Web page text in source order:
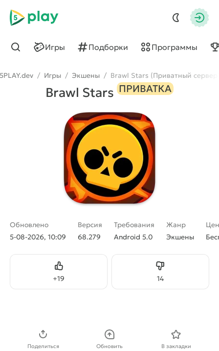
5play
Игры Подборки Программы
Найти
/ Игры / Экшены / Brawl Stars (Приватный
Brawl Stars ПРИВАТКА
Обновлено
5-08-2026, 10:09
Версия
68.279
Требования
Android 5.0
Жанр
Экшены
+19
Нравится 14Не нравится
Поделиться Обновить В закладки